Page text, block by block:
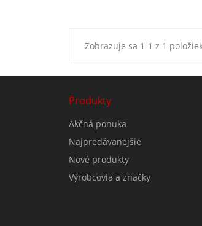
Zobrazuje sa 1-1 z 1
Produkty
Akčná ponuka
Najpredávanejšie
Nové produkty
Výrobcovia a značky